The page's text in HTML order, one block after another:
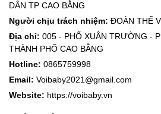
DÂN TP CAO BẰNG
Người chịu trách nhiệm: ĐOÀN THẾ
Địa chỉ: 005 - PHỐ XUÂN TRƯỜNG -
THÀNH PHỐ CAO BẰNG
Hotline: 0865759998
Email: Voibaby2021@gmail.com
Website: https://voibaby.vn